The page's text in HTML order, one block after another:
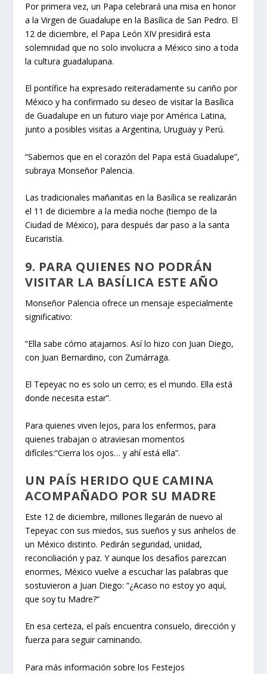
Por primera vez, un Papa celebrará una misa en honor
a la Virgen de Guadalupe en la Basílica de San Pedro. El
12 de diciembre, el Papa León XIV presidirá esta
solemnidad que no solo involucra a México sino a toda
la cultura guadalupana.
El pontífice ha expresado reiteradamente su cariño por
México y ha confirmado su deseo de visitar la Basílica
de Guadalupe en un futuro viaje por América Latina,
junto a posibles visitas a Argentina, Uruguay y Perú.
“Sabemos que en el corazón del Papa está Guadalupe”,
subraya Monseñor Palencia.
Las tradicionales mañanitas en la Basílica se realizarán
el 11 de diciembre a la media noche (tiempo de la
Ciudad de México), para después dar paso a la santa
Eucaristía.
9. PARA QUIENES NO PODRÁN
VISITAR LA BASÍLICA ESTE AÑO
Monseñor Palencia ofrece un mensaje especialmente
significativo:
“Ella sabe cómo atajarnos. Así lo hizo con Juan Diego,
con Juan Bernardino, con Zumárraga.
El Tepeyac no es solo un cerro; es el mundo. Ella está
donde necesita estar”.
Para quienes viven lejos, para los enfermos, para
quienes trabajan o atraviesan momentos
difíciles:“Cierra los ojos… y ahí está ella”.
UN PAÍS HERIDO QUE CAMINA
ACOMPAÑADO POR SU MADRE
Este 12 de diciembre, millones llegarán de nuevo al
Tepeyac con sus miedos, sus sueños y sus anhelos de
un México distinto. Pedirán seguridad, unidad,
reconciliación y paz. Y aunque los desafíos parezcan
enormes, México vuelve a escuchar las palabras que
sostuvieron a Juan Diego: “¿Acaso no estoy yo aquí,
que soy tu Madre?”
En esa certeza, el país encuentra consuelo, dirección y
fuerza para seguir caminando.
Para más información sobre los Festejos